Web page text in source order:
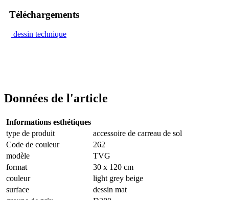
Téléchargements
dessin technique
Données de l'article
Informations esthétiques
type de produit
accessoire de carreau de sol
Code de couleur
262
modèle
TVG
format
30 x 120 cm
couleur
light grey beige
surface
dessin mat